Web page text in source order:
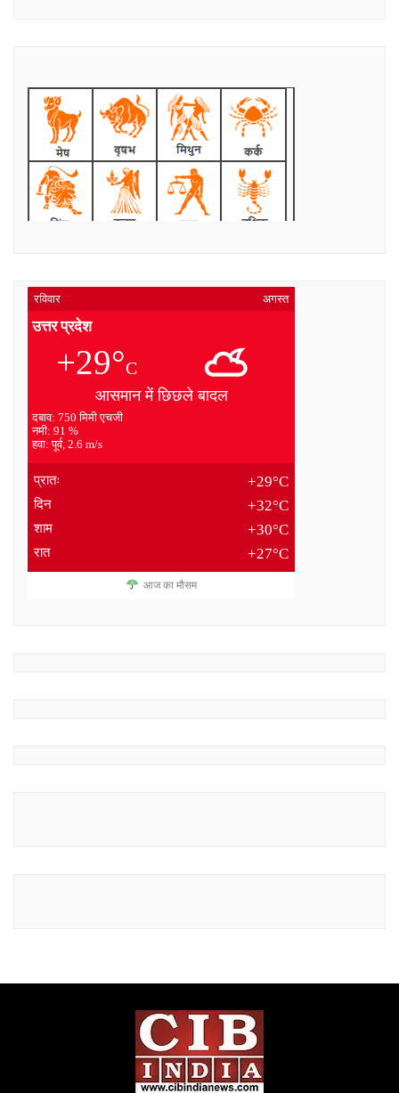
रविवार अगस्त
उत्तर प्रदेश
+29°C
आसमान में छिछले बादल
दबाव: 750 मिमी एचजी
नमी: 91 %
हवा: पूर्व, 2.6 m/s
प्रातः +29°C
दिन +32°C
शाम +30°C
रात +27°C
आज का मौसम